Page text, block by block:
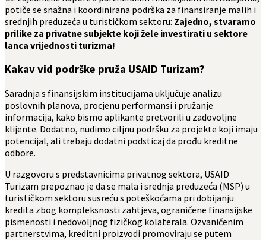
potiče se snažna i koordinirana podrška za finansiranje malih i
srednjih preduzeća u turističkom sektoru: Zajedno, stvaramo
prilike za privatne subjekte koji žele investirati u sektore
lanca vrijednosti turizma!
Kakav vid podrške pruža USAID Turizam?
Saradnja s finansijskim institucijama uključuje analizu
poslovnih planova, procjenu performansi i pružanje
informacija, kako bismo aplikante pretvorili u zadovoljne
klijente. Dodatno, nudimo ciljnu podršku za projekte koji imaju
potencijal, ali trebaju dodatni podsticaj da prođu kreditne
odbore.
U razgovoru s predstavnicima privatnog sektora, USAID
Turizam prepoznao je da se mala i srednja preduzeća (MSP) u
turističkom sektoru susreću s poteškoćama pri dobijanju
kredita zbog kompleksnosti zahtjeva, ograničene finansijske
pismenosti i nedovoljnog fizičkog kolaterala. Ozvaničenim
partnerstvima, kreditni proizvodi promoviraju se putem